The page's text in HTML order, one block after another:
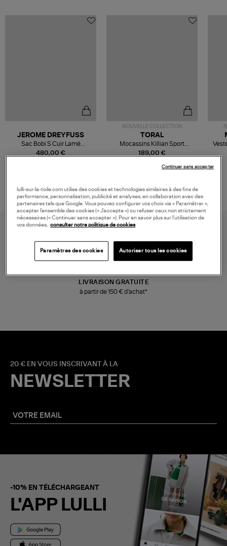
480,00 €
JEROME DREYFUSS
Sac Bobi S Cuir Lamé
Champagne
NOUVELLE COLLECTION
189,00 €
TORAL
Mocassins Killian Sport
Mousse
LIVRAISON GRATUITE
à partir de 150 € d'achat*
20 € EN VOUS INSCRIVANT À LA
NEWSLETTER
-10% EN TÉLÉCHARGEANT
L'APP LULLI
lulli-sur-la-toile.com utilise des cookies et technologies similaires à des fins de
performance, personnalisation, publicité et analyses, en collaboration avec des
partenaires tels que Google. Vous pouvez configurer vos choix via « Paramétrer »,
accepter l’ensemble des cookies (« J’accepte ») ou refuser ceux non strictement
nécessaires (« Continuer sans accepter »). Pour en savoir plus sur l’utilisation de
vos données, consulter notre politique de cookies
Paramètres des cookies Autoriser tous les cookies
Continuer sans accepter